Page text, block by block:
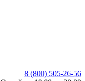
8 (800) 505-26-56